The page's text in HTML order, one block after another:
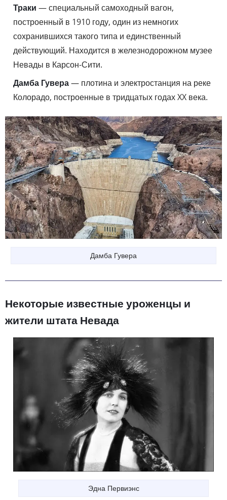
Траки — специальный самоходный вагон,
построенный в 1910 году, один из немногих
сохранившихся такого типа и единственный
действующий. Находится в железнодорожном музее
Невады в Карсон-Сити.
Дамба Гувера— плотина и электростанция на реке
Колорадо, построенные в тридцатых годах XX века.
Дамба Гувера
Некоторые известные уроженцы и
жители штата Невада
Эдна Первиэнс